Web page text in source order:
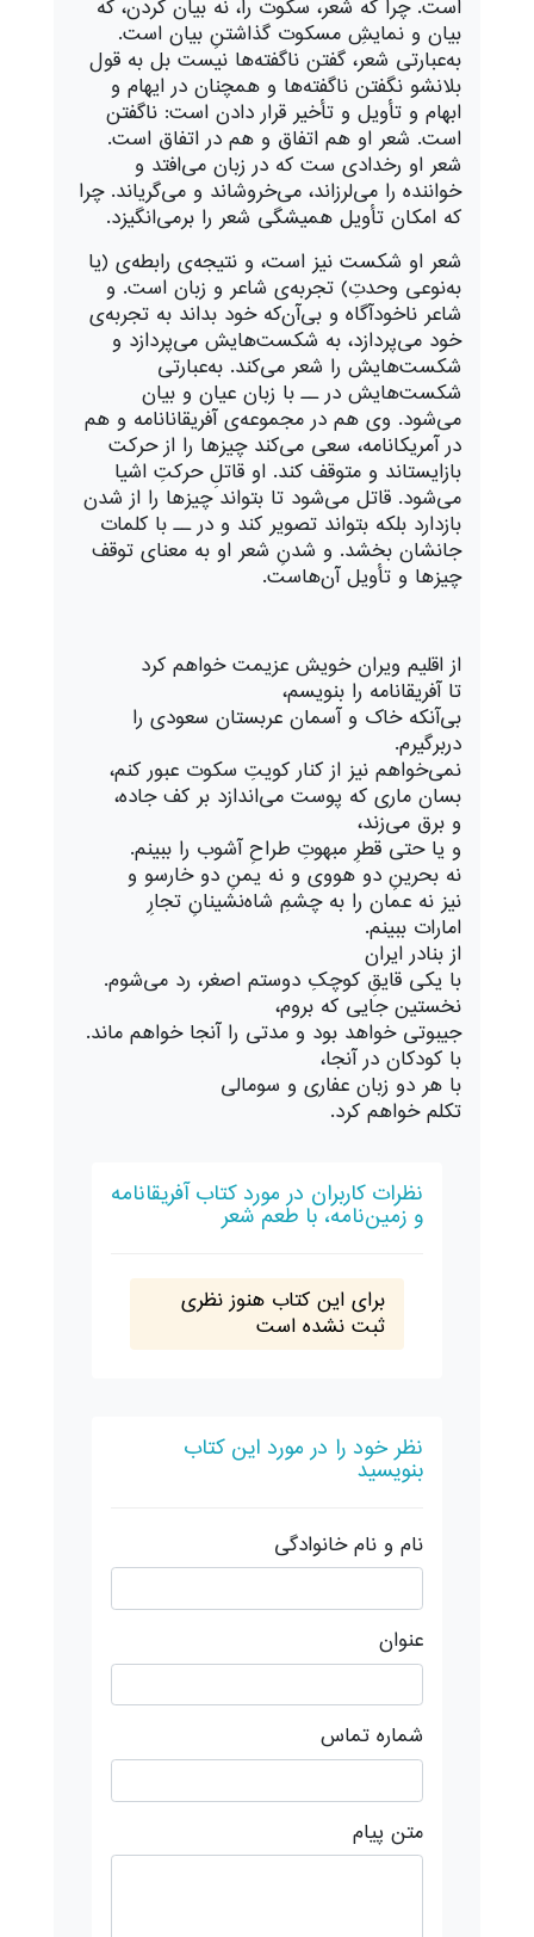
است. چرا که شعر، سکوت را، نه بیان کردن، که
بیان و نمایشِ مسکوت گذاشتنِ بیان است.
به‌عبارتی شعر، گفتن ناگفته‌ها نیست بل به قول
بلانشو نگفتن ناگفته‌ها و همچنان در ایهام و
ابهام و تأویل و تأخیر قرار دادن است: ناگفتن
است. شعر او هم اتفاق و هم در اتفاق است.
شعر او رخدادی ست که در زبان می‌افتد و
خواننده را می‌لرزاند، می‌خروشاند و می‌گریاند. چرا
که امکان تأویل همیشگی شعر را برمی‌انگیزد.
شعر او شکست نیز است، و نتیجه‌ی رابطه‌ی (یا
به‌نوعی وحدتِ) تجربه‌ی شاعر و زبان است. و
شاعر ناخودآگاه و بی‌آن‌که خود بداند به تجربه‌ی
خود می‌پردازد، به شکست‌هایش می‌پردازد و
شکست‌هایش را شعر می‌کند. به‌عبارتی
شکست‌هایش در ــ با زبان عیان و بیان
می‌شود. وی هم در مجموعه‌ی آفریقانانامه و هم
در آمریکانامه، سعی می‌کند چیزها را از حرکت
بازایستاند و متوقف کند. او قاتلِ حرکتِ اشیا
می‌شود. قاتل می‌شود تا بتواند چیزها را از شدن
بازدارد بلکه بتواند تصویر کند و در ــ با کلمات
جانشان بخشد. و شدنِ شعر او به معنای توقف
چیزها و تأویل آن‌هاست.
از اقلیم ویران خویش عزیمت خواهم کرد
تا آفریقانامه را بنویسم،
بی‌آنکه خاک و آسمان عربستان سعودی را
دربرگیرم.
نمی‌خواهم نیز از کنار کویتِ سکوت عبور کنم،
بسان ماری که پوست می‌اندازد بر کف جاده،
و برق می‌زند،
و یا حتی قطرِ مبهوتِ طراحِ آشوب را ببینم.
نه بحرینِ دو هووی و نه یمنِ دو خارسو و
نیز نه عمان را به چشمِ شاه‌نشینانِ تجارِ
امارات ببینم.
از بنادر ایران
با یکی قایقِ کوچکِ دوستم اصغر، رد می‌شوم.
نخستین جایی که بروم،
جیبوتی خواهد بود و مدتی را آنجا خواهم ماند.
با کودکان در آنجا،
با هر دو زبان عفاری و سومالی
تکلم خواهم کرد.
نظرات کاربران در مورد کتاب ­آفریقانامه
و زمین‌نامه، با طعم شعر
برای این کتاب هنوز نظری
ثبت نشده است
نظر خود را در مورد این کتاب
بنویسید
نام و نام خانوادگی
عنوان
شماره تماس
متن پیام